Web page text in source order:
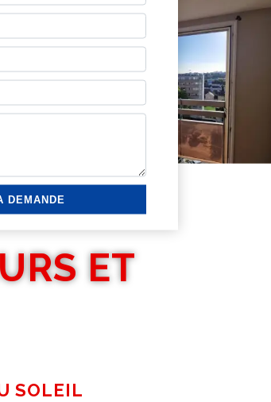
ET
SOLEIL